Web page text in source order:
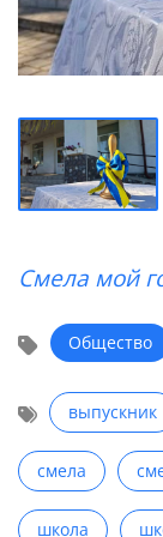
Смела мой
Общество
выпускник
смела
школа